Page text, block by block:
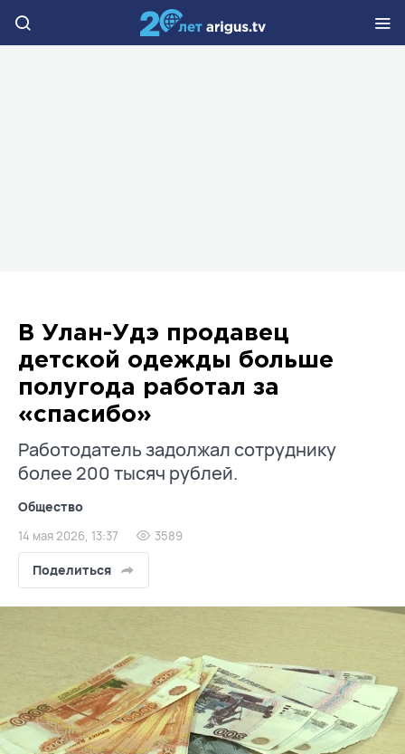
В Улан-Удэ продавец
детской одежды больше
полугода работал за
«спасибо»
Работодатель задолжал сотруднику
более 200 тысяч рублей.
Общество
14 мая 2026, 13:37 3589
Поделиться